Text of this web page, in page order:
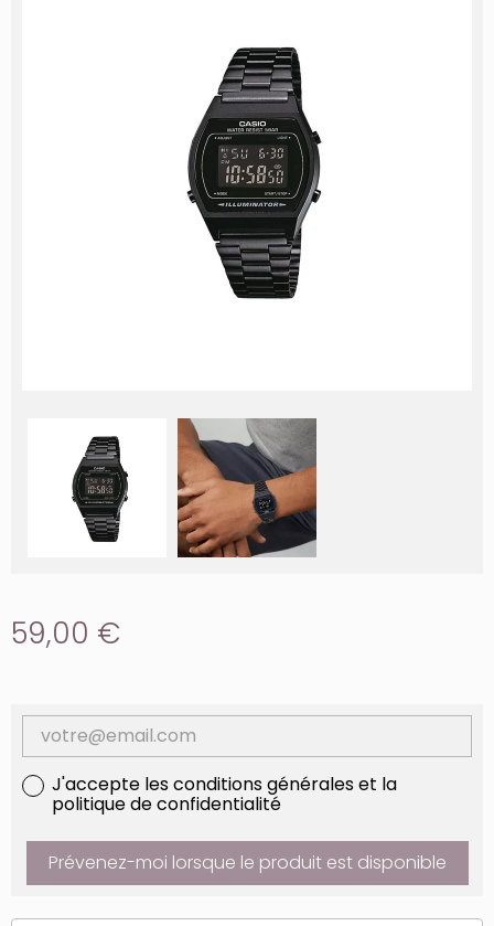
59,00 €
J'accepte les conditions générales et la
politique de confidentialité
Prévenez-moi lorsque le produit est disponible